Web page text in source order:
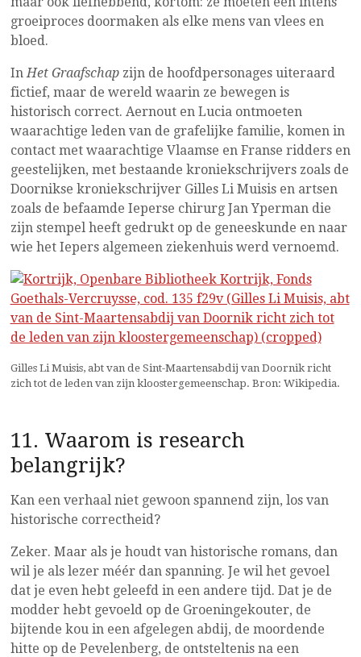
groeiproces doormaken als elke mens van vlees en
bloed.
InHet Graafschapzijn de hoofdpersonages uiteraard
fictief, maar de wereld waarin ze bewegen is
historisch correct. Aernout en Lucia ontmoeten
waarachtige leden van de grafelijke familie, komen in
contact met waarachtige Vlaamse en Franse ridders en
geestelijken, met bestaande kroniekschrijvers zoals de
Doornikse kroniekschrijver Gilles Li Muisis en artsen
zoals de befaamde Ieperse chirurg Jan Yperman die
zijn stempel heeft gedrukt op de geneeskunde en naar
wie het Iepers algemeen ziekenhuis werd vernoemd.
Gilles Li Muisis, abt van de Sint-Maartensabdij van Doornik richt
zich tot de leden van zijn kloostergemeenschap. Bron: Wikipedia.
11. Waarom is research
belangrijk?
Kan een verhaal niet gewoon spannend zijn, los van
historische correctheid?
Zeker. Maar als je houdt van historische romans, dan
wil je als lezer méér dan spanning. Je wil het gevoel
dat je even hebt geleefd in een andere tijd. Dat je de
modder hebt gevoeld op de Groeningekouter, de
bijtende kou in een afgelegen abdij, de moordende
hitte op de Pevelenberg, de ontsteltenis na een